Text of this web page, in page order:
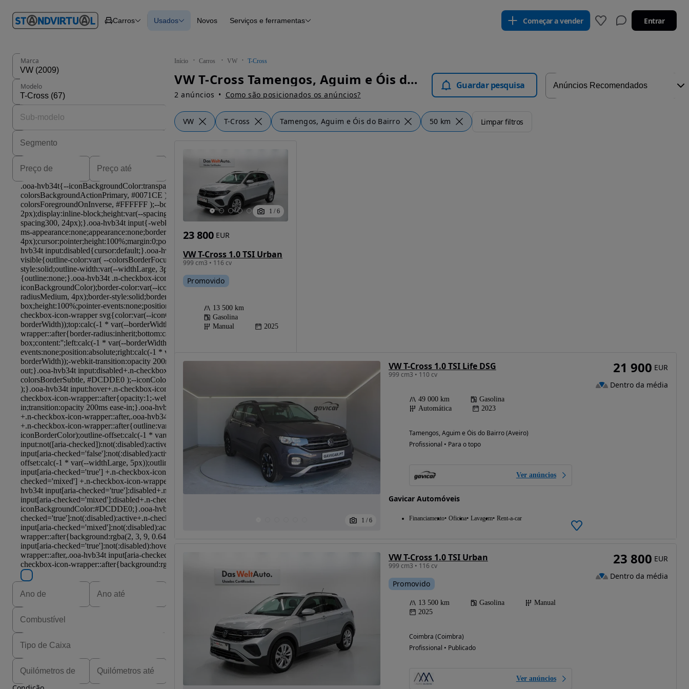
em
Carros Carros
Carros
Novos
Usados Novos
Histórico do veículo
Serviços e ferramentas Começar a vender Entrar
Início Carros VW T-Cross
VW T-Cross Tamengos, Aguim e Óis do Bairro - Carros
2 anúncios Como são posicionados os anúncios?
Guardar pesquisa
VW T-Cross Tamengos, Aguim e Óis do Bairro 50 km Limpar filtros
Marca
Modelo
financiamento
1 / 6
VW T-Cross 1.0 TSI Urban
999 cm3 • 116 cv
23 800 EUR
Promovido
13 500 km
Gasolina
Manual
2025
1 / 6
VW T-Cross 1.0 TSI Life DSG
999 cm3 • 110 cv
49 000 km
Gasolina
Automática
2023
Tamengos, Aguim e Óis do Bairro (Aveiro)
Profissional • Para o topo
Ver anúncios
Gavicar Automóveis
Financiamento Oficina Lavagem Rent-a-car
21 900 EUR
Dentro da média
VW T-Cross 1.0 TSI Urban
999 cm3 • 116 cv
Promovido
13 500 km Gasolina
Manual
2025
Coimbra (Coimbra)
Profissional • Publicado
Ver anúncios
23 800 EUR
Dentro da média